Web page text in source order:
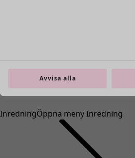
InredningÖppna meny Inredning
Avvisa alla